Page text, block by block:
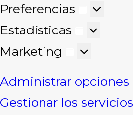
Preferencias
Estadísticas
Marketing
Marketing
Administrar opciones
Gestionar los servicios